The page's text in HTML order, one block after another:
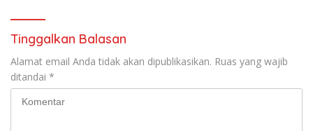
Tinggalkan Balasan
Alamat email Anda tidak akan dipublikasikan. Ruas yang wajib
ditandai *